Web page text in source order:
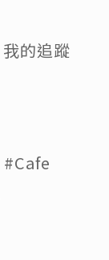
我的追蹤
#Cafe